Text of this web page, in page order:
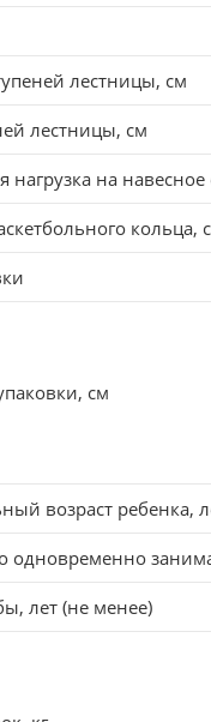
лестницы, см
лестницы, см
нагрузка на
кольца,
см
возраст ребенка,
одновременно
лет (не менее)